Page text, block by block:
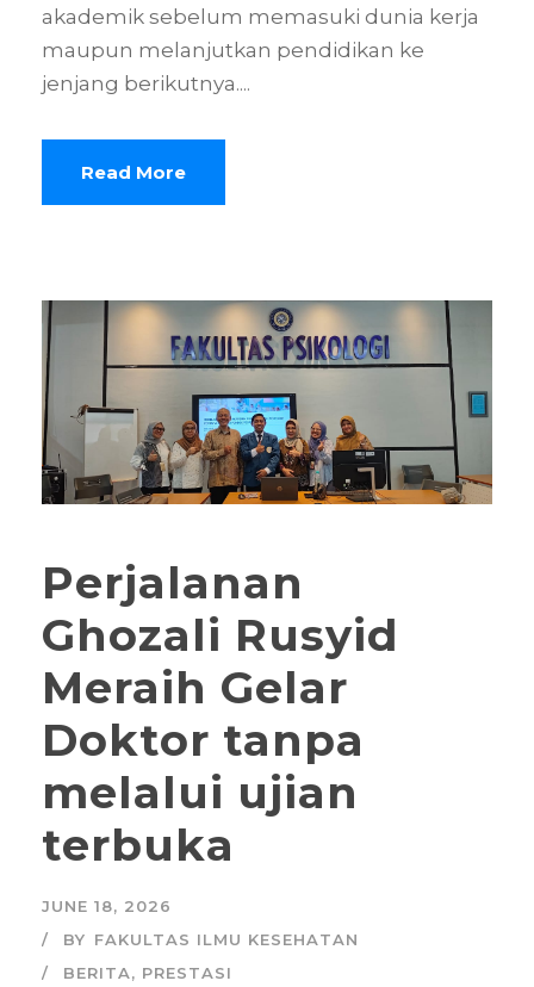
akademik sebelum memasuki dunia kerja
maupun melanjutkan pendidikan ke
jenjang berikutnya....
Read More
Perjalanan
Ghozali Rusyid
Meraih Gelar
Doktor tanpa
melalui ujian
terbuka
JUNE 18, 2026
BY FAKULTAS ILMU KESEHATAN
BERITA, PRESTASI